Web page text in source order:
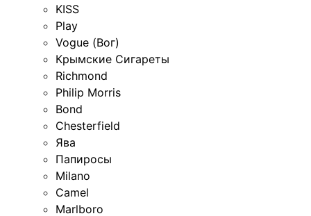
KISS
Play
Vogue (Вог)
Крымские Сигареты
Richmond
Philip Morris
Bond
Chesterfield
Ява
Папиросы
Milano
Camel
Marlboro